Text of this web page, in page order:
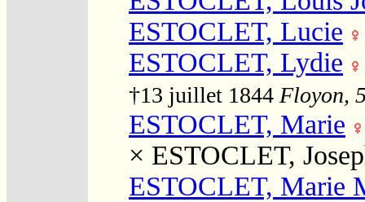
ESTOCLET, Lucie
ESTOCLET, Lydie
†13 juillet 1844 Floyon,
ESTOCLET, Marie
× ESTOCLET,
ESTOCLET, Marie